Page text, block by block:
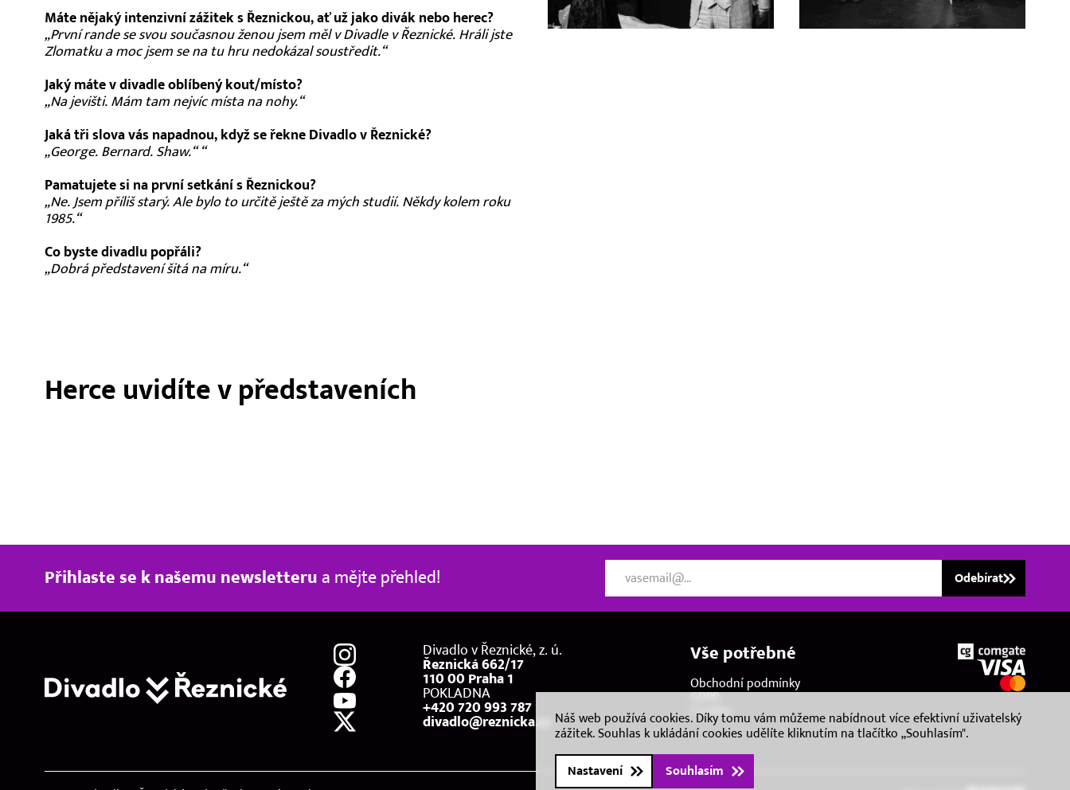
Máte nějaký intenzivní zážitek s Řeznickou, ať už jako divák nebo herec?
„První rande se svou současnou ženou jsem měl v Divadle v Řeznické. Hráli jste
Zlomatku a moc jsem se na tu hru nedokázal soustředit.“
Jaký máte v divadle oblíbený kout/místo?
„Na jevišti. Mám tam nejvíc místa na nohy.“
Jaká tři slova vás napadnou, když se řekne Divadlo v Řeznické?
„George. Bernard. Shaw.“ “
Pamatujete si na první setkání s Řeznickou?
„Ne. Jsem příliš starý. Ale bylo to určitě ještě za mých studií. Někdy kolem roku
1985.“
Co byste divadlu popřáli?
„Dobrá představení šitá na míru.“
Celá galerie
Herce uvidíte v představeních
Přihlaste se k našemu newsletterua mějte přehled! Odebírat
Divadlo v Řeznické, z. ú.
Řeznická 662/17
110 00 Praha 1
POKLADNA
+420 720 993 787
divadlo@reznicka.cz
Vše potřebné
Obchodní podmínky
GDPR
Cookies
Náš web používá cookies. Díky tomu vám můžeme nabídnout více efektivní uživatelský
zážitek. Souhlas k ukládání cookies udělíte kliknutím na tlačítko „Souhlasím".
Nastavení
Souhlasím